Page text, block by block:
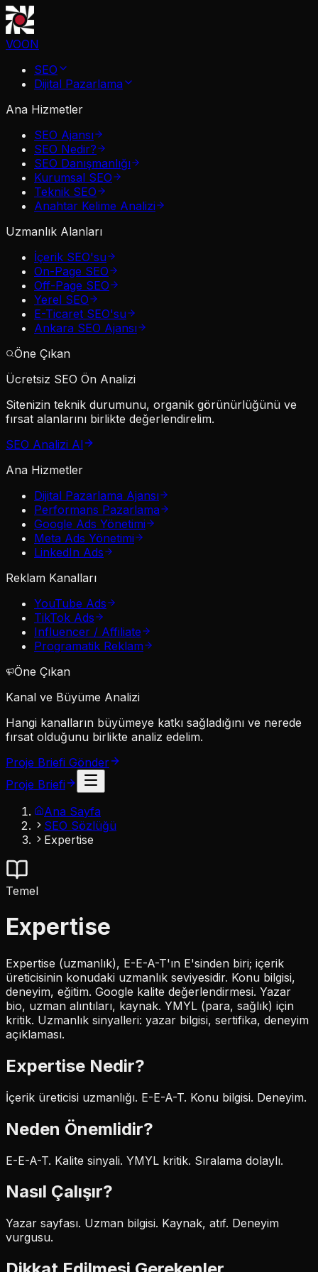
VOON
SEO
Dijital Pazarlama
Ana Hizmetler
SEO Ajansı
SEO Nedir?
SEO Danışmanlığı
Kurumsal SEO
Teknik SEO
Anahtar Kelime Analizi
Uzmanlık Alanları
İçerik SEO'su
On-Page SEO
Off-Page SEO
Yerel SEO
E-Ticaret SEO'su
Ankara SEO Ajansı
Öne Çıkan
Ücretsiz SEO Ön Analizi
Sitenizin teknik durumunu, organik görünürlüğünü ve
fırsat alanlarını birlikte değerlendirelim.
SEO Analizi Al
Ana Hizmetler
Dijital Pazarlama Ajansı
Performans Pazarlama
Google Ads Yönetimi
Meta Ads Yönetimi
LinkedIn Ads
Reklam Kanalları
YouTube Ads
TikTok Ads
Influencer / Affiliate
Programatik Reklam
Öne Çıkan
Kanal ve Büyüme Analizi
Hangi kanalların büyümeye katkı sağladığını ve nerede
fırsat olduğunu birlikte analiz edelim.
Proje Briefi Gönder
Proje Briefi
Ana Sayfa
SEO Sözlüğü
Expertise
Temel
Expertise
Expertise (uzmanlık), E-E-A-T'ın E'sinden biri; içerik
üreticisinin konudaki uzmanlık seviyesidir. Konu bilgisi,
deneyim, eğitim. Google kalite değerlendirmesi. Yazar
bio, uzman alıntıları, kaynak. YMYL (para, sağlık) için
kritik. Uzmanlık sinyalleri: yazar bilgisi, sertifika, deneyim
açıklaması.
Expertise Nedir?
İçerik üreticisi uzmanlığı. E-E-A-T. Konu bilgisi. Deneyim.
Neden Önemlidir?
E-E-A-T. Kalite sinyali. YMYL kritik. Sıralama dolaylı.
Nasıl Çalışır?
Yazar sayfası. Uzman bilgisi. Kaynak, atıf. Deneyim
vurgusu.